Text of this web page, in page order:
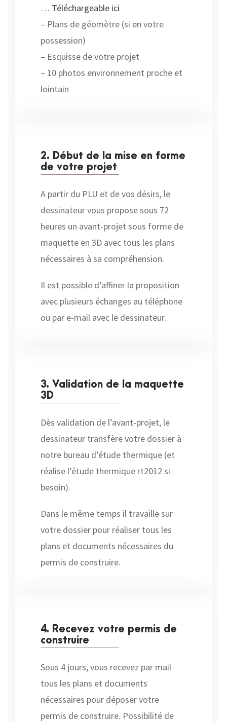
… Téléchargeable ici
– Plans de géomètre (si en votre
possession)
– Esquisse de votre projet
– 10 photos environnement proche et
lointain
2. Début de la mise en forme
de votre projet
A partir du PLU et de vos désirs, le
dessinateur vous propose sous 72
heures un avant-projet sous forme de
maquette en 3D avec tous les plans
nécessaires à sa compréhension.
Il est possible d’affiner la proposition
avec plusieurs échanges au téléphone
ou par e-mail avec le dessinateur.
3. Validation de la maquette
3D
Dès validation de l’avant-projet, le
dessinateur transfère votre dossier à
notre bureau d’étude thermique (et
réalise l’étude thermique rt2012 si
besoin).
Dans le même temps il travaille sur
votre dossier pour réaliser tous les
plans et documents nécessaires du
permis de construire.
4. Recevez votre permis de
construire
Sous 4 jours, vous recevez par mail
tous les plans et documents
nécessaires pour déposer votre
permis de construire. Possibilité de